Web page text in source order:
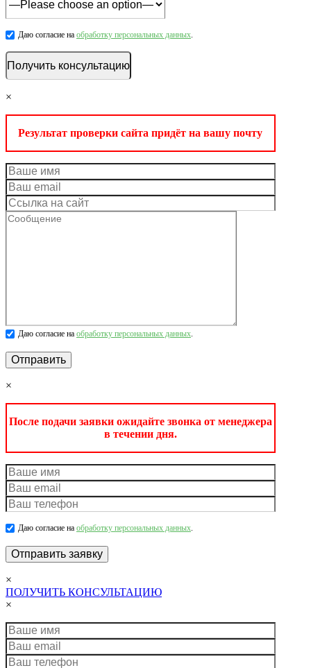
Даю согласие на обработку персональных данных.
×
Результат проверки сайта придёт на вашу почту
Даю согласие на обработку персональных данных.
×
После подачи заявки ожидайте звонка от менеджера
в течении дня.
Даю согласие на обработку персональных данных.
×
ПОЛУЧИТЬ КОНСУЛЬТАЦИЮ
×